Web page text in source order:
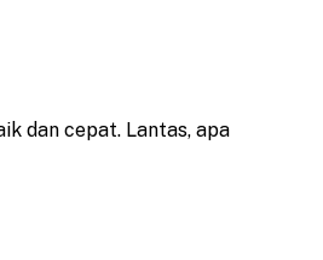
dan cepat. Lantas, apa